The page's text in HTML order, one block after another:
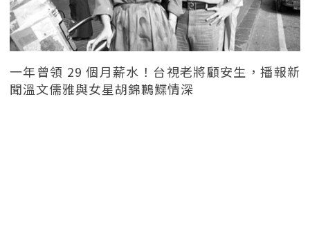
一年曾領 29 個月薪水！台視老將顧安生，播報新
聞溫文儒雅與女星胡錦鶼鰈情深